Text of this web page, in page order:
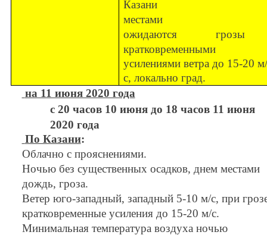
Казани
местами
ожидаются
кратковременными
усилениями ветра до 15-20 м/
с, локально град.
на 11 июня 2020 года
с 20 часов 10 июня до 18 часов 11 июня
2020 года
По Казани:
Облачно с прояснениями.
Ночью без существенных осадков, днем местами
дождь, гроза.
Ветер юго-западный, западный 5-10 м/с, при
кратковременные усиления до 15-20 м/с.
Минимальная температура воздуха ночью